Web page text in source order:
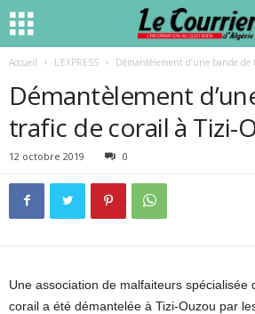
Accueil L'EXPRESS Démantèlement d’une bande
Démantèlement
trafic de corail à Tizi-
12 octobre 2019 0
Une association de malfaiteurs spécialisée
corail a été démantelée à Tizi-Ouzou par